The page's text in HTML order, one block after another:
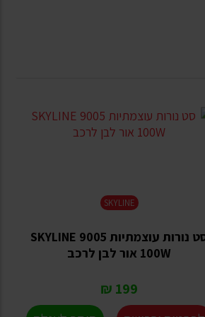
SKYLINE
סט נורות עוצמתיות 9005 SKYLINE
100W אור לבן לרכב
199 ₪